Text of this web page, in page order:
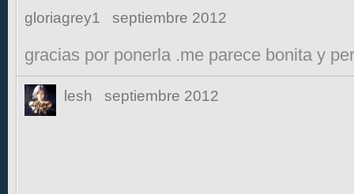
gloriagrey1 septiembre 2012
gracias por ponerla .me parece bonita y
lesh septiembre 2012